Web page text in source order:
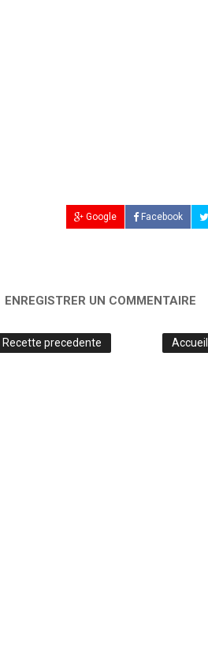
Google Facebook
ENREGISTRER UN COMMENTAIRE
Recette precedente Accueil